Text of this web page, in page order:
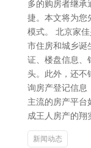
多的购房者继承
捷。本文将为您
模式。 北京家
市住房和城乡诞
证、楼盘信息、
头。此外，还不
询房产登记信息
主流的房产平台
成王人房产的翔
新闻动态